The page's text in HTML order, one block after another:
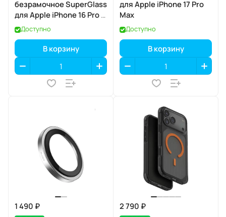
безрамочное SuperGlass
для Apple iPhone 16 Pro /
17 / 17 Pro
Доступно
В корзину
для Apple iPhone 17 Pro
Max
Доступно
В корзину
1 490 ₽ 2 790 ₽